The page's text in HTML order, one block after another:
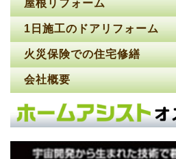
屋根リフォーム
1日施工のドアリフォーム
火災保険での住宅修繕
会社概要